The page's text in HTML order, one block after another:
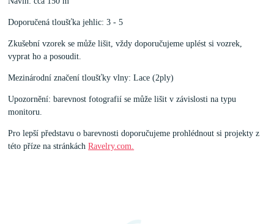
Doporučená tloušťka jehlic: 3 - 5
Zkušební vzorek se může lišit, vždy doporučujeme uplést si vozrek,
vyprat ho a posoudit.
Mezinárodní značení tloušťky vlny: Lace (2ply)
Upozornění: barevnost fotografií se může lišit v závislosti na typu
monitoru.
Pro lepší představu o barevnosti doporučujeme prohlédnout si projekty z
této příze na stránkáchRavelry.com.